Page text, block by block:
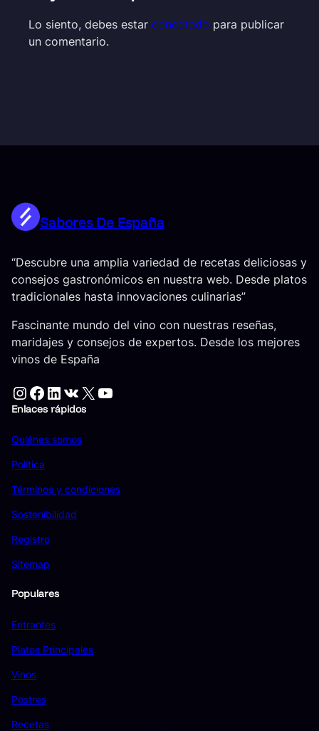
Lo siento, debes estar conectado para publicar
un comentario.
Sabores De España
“Descubre una amplia variedad de recetas deliciosas y
consejos gastronómicos en nuestra web. Desde platos
tradicionales hasta innovaciones culinarias”
Fascinante mundo del vino con nuestras reseñas,
maridajes y consejos de expertos. Desde los mejores
vinos de España
Instagram Facebook LinkedIn VK X YouTube
Enlaces rápidos
Quiénes somos
Política
Términos y condiciones
Sostenibilidad
Registro
Sitemap
Populares
Entrantes
Platos Principales
Vinos
Postres
Recetas